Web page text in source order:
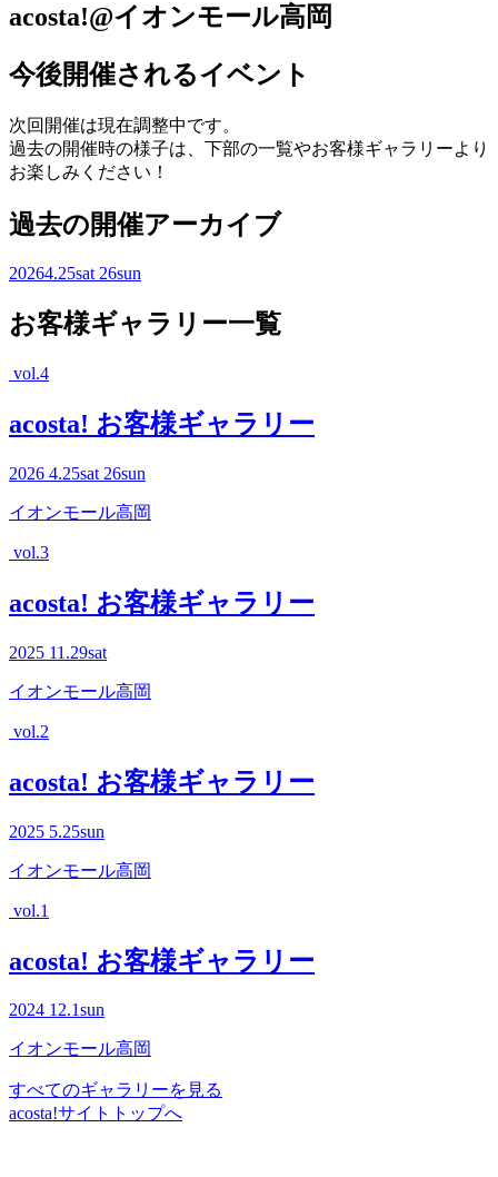
acosta!@イオンモール高岡
今後開催されるイベント
次回開催は現在調整中です。
過去の開催時の様子は、下部の一覧やお客様ギャラリーより
お楽しみください！
過去の開催アーカイブ
20264.25sat26sun
お客様ギャラリー一覧
vol.4
acosta! お客様ギャラリー
2026 4.25sat 26sun
イオンモール高岡
vol.3
acosta! お客様ギャラリー
2025 11.29sat
イオンモール高岡
vol.2
acosta! お客様ギャラリー
2025 5.25sun
イオンモール高岡
vol.1
acosta! お客様ギャラリー
2024 12.1sun
イオンモール高岡
すべてのギャラリーを見る
acosta!サイトトップへ